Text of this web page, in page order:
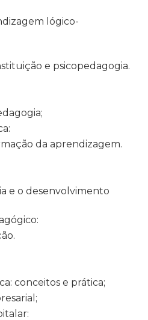
lógico-
e psicopedagogia.
da aprendizagem.
e o desenvolvimento
conceitos e prática;